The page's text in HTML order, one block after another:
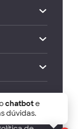
chatbote
dúvidas.